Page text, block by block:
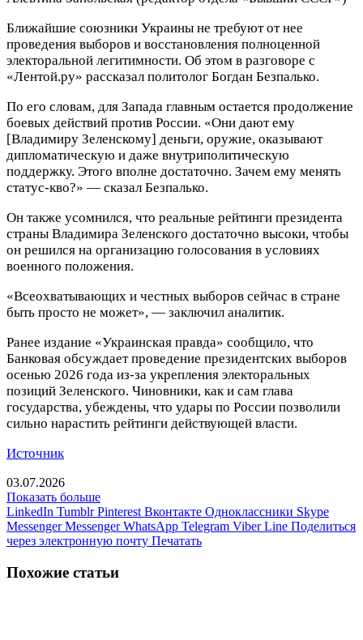
Ближайшие союзники Украины не требуют от нее
проведения выборов и восстановления полноценной
электоральной легитимности. Об этом в разговоре с
«Лентой.ру» рассказал политолог Богдан Безпалько.
По его словам, для Запада главным остается продолжение
боевых действий против России. «Они дают ему
[Владимиру Зеленскому] деньги, оружие, оказывают
дипломатическую и даже внутриполитическую
поддержку. Этого вполне достаточно. Зачем ему менять
статус-кво?» — сказал Безпалько.
Он также усомнился, что реальные рейтинги президента
страны Владимира Зеленского достаточно высоки, чтобы
он решился на организацию голосования в условиях
военного положения.
«Всеохватывающих и честных выборов сейчас в стране
быть просто не может», — заключил аналитик.
Ранее издание «Украинская правда» сообщило, что
Банковая обсуждает проведение президентских выборов
осенью 2026 года из-за укрепления электоральных
позиций Зеленского. Чиновники, как и сам глава
государства, убеждены, что удары по России позволили
сильно нарастить рейтинги действующей власти.
Источник
03.07.2026
Показать больше
LinkedIn Tumblr Pinterest Вконтакте Одноклассники Skype
Messenger Messenger WhatsApp Telegram Viber Line Поделиться
через электронную почту Печатать
Похожие статьи